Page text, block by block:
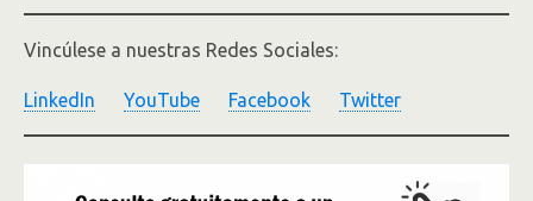
Vincúlese a nuestras Redes Sociales:
LinkedIn YouTube Facebook Twitter